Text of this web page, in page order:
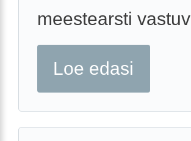
meestearsti
Loe edasi